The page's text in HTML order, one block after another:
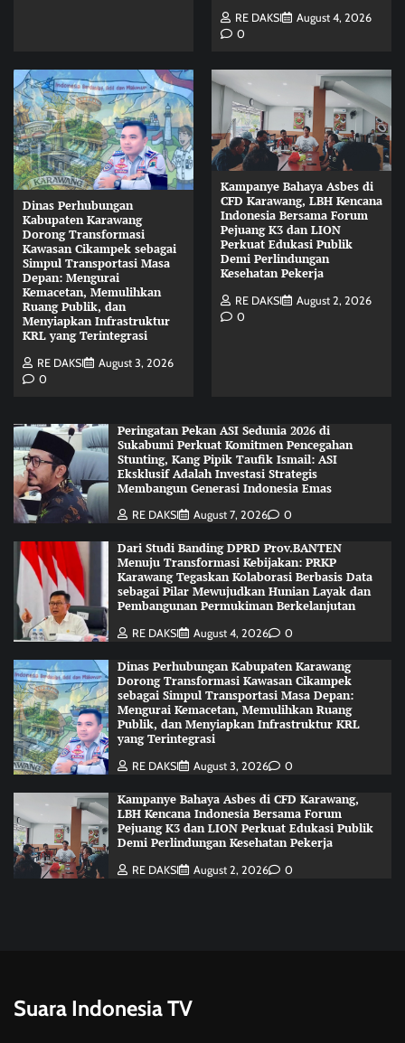
RE DAKSI
August 4, 2026
0
Dinas Perhubungan
Kabupaten Karawang
Dorong Transformasi
Kawasan Cikampek sebagai
Simpul Transportasi Masa
Depan: Mengurai
Kemacetan, Memulihkan
Ruang Publik, dan
Menyiapkan Infrastruktur
KRL yang Terintegrasi
RE DAKSI
August 3, 2026
0
Kampanye Bahaya Asbes di
CFD Karawang, LBH Kencana
Indonesia Bersama Forum
Pejuang K3 dan LION
Perkuat Edukasi Publik
Demi Perlindungan
Kesehatan Pekerja
RE DAKSI
August 2, 2026
0
Peringatan Pekan ASI Sedunia 2026 di
Sukabumi Perkuat Komitmen Pencegahan
Stunting, Kang Pipik Taufik Ismail: ASI
Eksklusif Adalah Investasi Strategis
Membangun Generasi Indonesia Emas
RE DAKSI August 7, 2026 0
Dari Studi Banding DPRD Prov.BANTEN
Menuju Transformasi Kebijakan: PRKP
Karawang Tegaskan Kolaborasi Berbasis Data
sebagai Pilar Mewujudkan Hunian Layak dan
Pembangunan Permukiman Berkelanjutan
RE DAKSI August 4, 2026 0
Dinas Perhubungan Kabupaten Karawang
Dorong Transformasi Kawasan Cikampek
sebagai Simpul Transportasi Masa Depan:
Mengurai Kemacetan, Memulihkan Ruang
Publik, dan Menyiapkan Infrastruktur KRL
yang Terintegrasi
RE DAKSI August 3, 2026 0
Kampanye Bahaya Asbes di CFD Karawang,
LBH Kencana Indonesia Bersama Forum
Pejuang K3 dan LION Perkuat Edukasi Publik
Demi Perlindungan Kesehatan Pekerja
RE DAKSI August 2, 2026 0
Suara Indonesia TV